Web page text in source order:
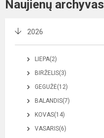
Naujienų archyvas
2026
LIEPA(2)
BIRŽELIS(3)
GEGUŽĖ(12)
BALANDIS(7)
KOVAS(14)
VASARIS(6)